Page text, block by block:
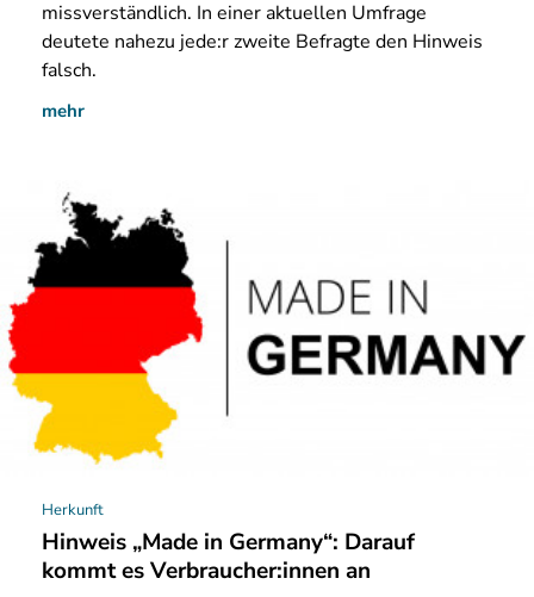
missverständlich. In einer aktuellen Umfrage
deutete nahezu jede:r zweite Befragte den Hinweis
falsch.
mehr
Herkunft
Hinweis „Made in Germany“: Darauf
kommt es Verbraucher:innen an